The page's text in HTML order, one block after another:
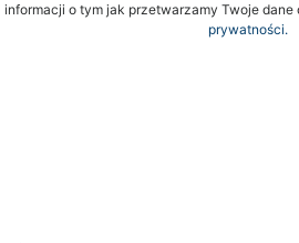
informacji o tym jak przetwarzamy Twoje
prywatności.